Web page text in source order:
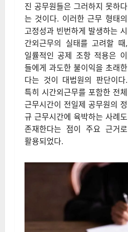
진 공무원들은 그러하지 못하다
는 것이다. 이러한 근무 형태의
고정성과 빈번하게 발생하는 시
간외근무의 실태를 고려할 때,
일률적인 공제 조항 적용은 이
들에게 과도한 불이익을 초래한
다는 것이 대법원의 판단이다.
특히 시간외근무를 포함한 전체
근무시간이 전일제 공무원의 정
규 근무시간에 육박하는 사례도
존재한다는 점이 주요 근거로
활용되었다.